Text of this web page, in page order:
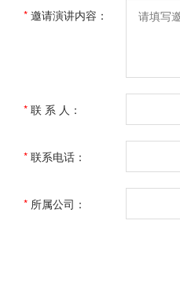
* 邀请演讲内容：
* 联 系 人：
* 联系电话：
* 所属公司：